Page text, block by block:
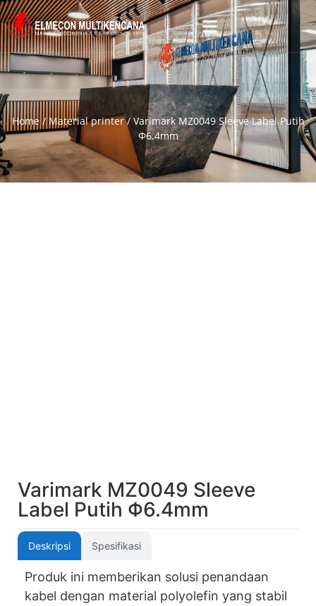
Home/Material printer/ Varimark MZ0049 Sleeve Label Putih
Φ6.4mm
Varimark MZ0049 Sleeve
Label Putih Φ6.4mm
Deskripsi Spesifikasi
Produk ini memberikan solusi penandaan
kabel dengan material polyolefin yang stabil